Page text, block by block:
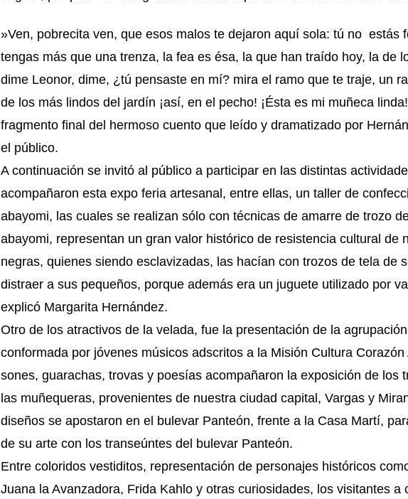
»Ven, pobrecita ven, que esos malos te dejaron aquí sola: tú no estás
tengas más que una trenza, la fea es ésa, la que han traído hoy, la de
dime Leonor, dime, ¿tú pensaste en mí? mira el ramo que te traje, un
de los más lindos del jardín ¡así, en el pecho! ¡Ésta es mi muñeca
fragmento final del hermoso cuento que leído y dramatizado por
el público.
A continuación se invitó al público a participar en las distintas
acompañaron esta expo feria artesanal, entre ellas, un taller de
abayomi, las cuales se realizan sólo con técnicas de amarre de trozo
abayomi, representan un gran valor histórico de resistencia cultural de
negras, quienes siendo esclavizadas, las hacían con trozos de tela de
distraer a sus pequeños, porque además era un juguete utilizado por
explicó Margarita Hernández.
Otro de los atractivos de la velada, fue la presentación de la
conformada por jóvenes músicos adscritos a la Misión Cultura
sones, guarachas, trovas y poesías acompañaron la exposición de los
las muñequeras, provenientes de nuestra ciudad capital, Vargas y
diseños se apostaron en el bulevar Panteón, frente a la Casa Martí,
de su arte con los transeúntes del bulevar Panteón.
Entre coloridos vestiditos, representación de personajes históricos
Juana la Avanzadora, Frida Kahlo y otras curiosidades, los visitantes a